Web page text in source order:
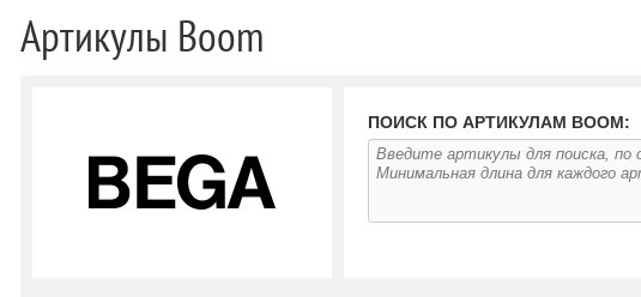
Артикулы Boom
ПОИСК ПО АРТИКУЛАМ BOOM: